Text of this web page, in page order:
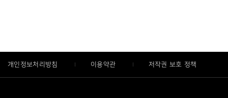
개인정보처리방침 이용약관 저작권 보호 정책